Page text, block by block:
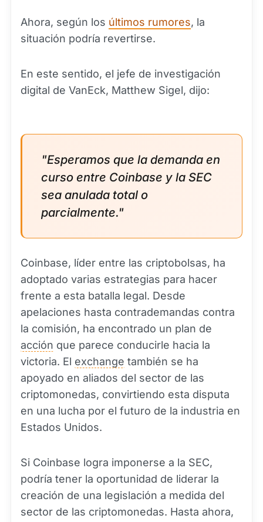
Ahora, según los últimos rumores, la
situación podría revertirse.
En este sentido, el jefe de investigación
digital de VanEck, Matthew Sigel, dijo:
"Esperamos que la demanda en
curso entre Coinbase y la SEC
sea anulada total o
parcialmente."
Coinbase, líder entre las criptobolsas, ha
adoptado varias estrategias para hacer
frente a esta batalla legal. Desde
apelaciones hasta contrademandas contra
la comisión, ha encontrado un plan de
acción que parece conducirle hacia la
victoria. El exchange también se ha
apoyado en aliados del sector de las
criptomonedas, convirtiendo esta disputa
en una lucha por el futuro de la industria en
Estados Unidos.
Si Coinbase logra imponerse a la SEC,
podría tener la oportunidad de liderar la
creación de una legislación a medida del
sector de las criptomonedas. Hasta ahora,